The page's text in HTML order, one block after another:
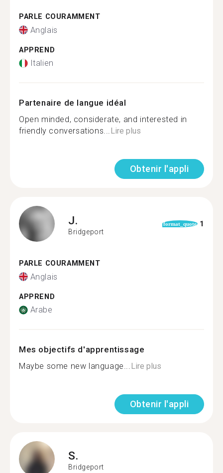
PARLE COURAMMENT
Anglais
APPREND
Italien
Partenaire de langue idéal
Open minded, considerate, and interested in
friendly conversations...Lire plus
Obtenir l'appli
J.
Bridgeport
format_quote 1
PARLE COURAMMENT
Anglais
APPREND
Arabe
Mes objectifs d'apprentissage
Maybe some new language...Lire plus
Obtenir l'appli
S.
Bridgeport